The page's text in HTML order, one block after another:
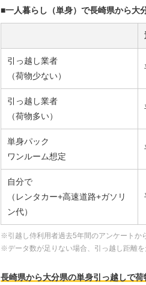
■一人暮らし（単身）で長崎県から大
引っ越し業者
（荷物少ない）
引っ越し業者
（荷物多い）
単身パック
ワンルーム想定
自分で
（レンタカー+高速道路+ガソリ
ン代）
※引越し侍利用者過去5年間のアンケートか
※データ数が足りない場合、引っ越し距離
長崎県から大分県の単身引っ越しで